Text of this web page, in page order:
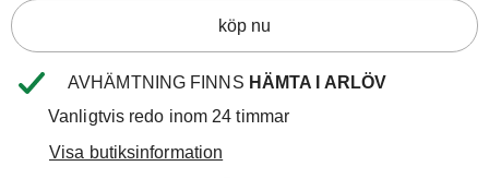
köp nu
AVHÄMTNING FINNS HÄMTA I ARLÖV
Vanligtvis redo inom 24 timmar
Visa butiksinformation